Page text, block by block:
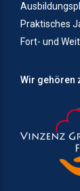
Praktisches
Fort- und
Wir gehören